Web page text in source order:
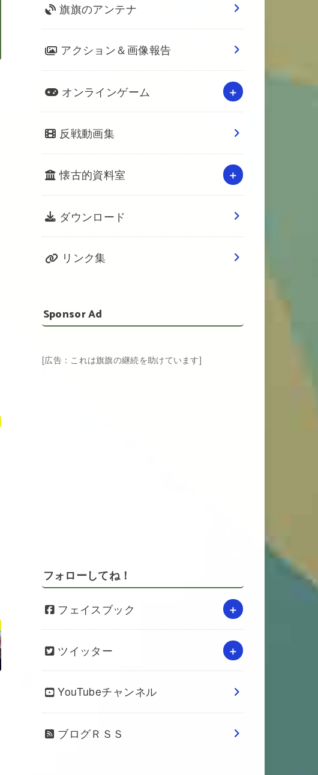
旗旗のアンテナ
アクション＆画像報告
オンラインゲーム
反戦動画集
懐古的資料室
ダウンロード
リンク集
Sponsor Ad
[広告：これは旗旗の継続を助けています]
フォローしてね！
フェイスブック
ツイッター
YouTubeチャンネル
ブログＲＳＳ